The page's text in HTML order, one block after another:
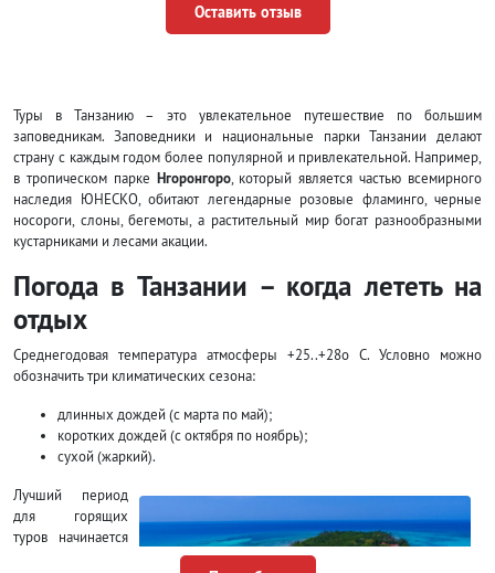
Оставить отзыв
Туры в Танзанию – это увлекательное путешествие по большим
заповедникам. Заповедники и национальные парки Танзании делают
страну с каждым годом более популярной и привлекательной. Например,
в тропическом парке Нгоронгоро, который является частью всемирного
наследия ЮНЕСКО, обитают легендарные розовые фламинго, черные
носороги, слоны, бегемоты, а растительный мир богат разнообразными
кустарниками и лесами акации.
Погода в Танзании – когда лететь на
отдых
Среднегодовая температура атмосферы +25..+28о С. Условно можно
обозначить три климатических сезона:
длинных дождей (с марта по май);
коротких дождей (с октября по ноябрь);
сухой (жаркий).
Лучший период
для горящих
туров начинается